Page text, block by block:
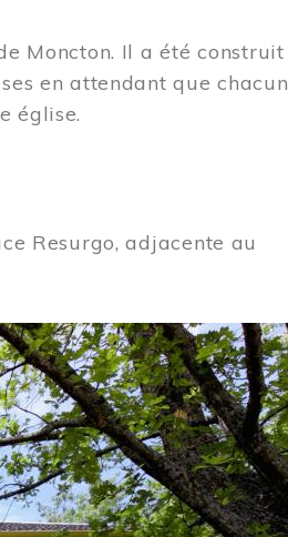
Moncton. Il a été construit
en attendant que chacun
église.
Resurgo, adjacente au